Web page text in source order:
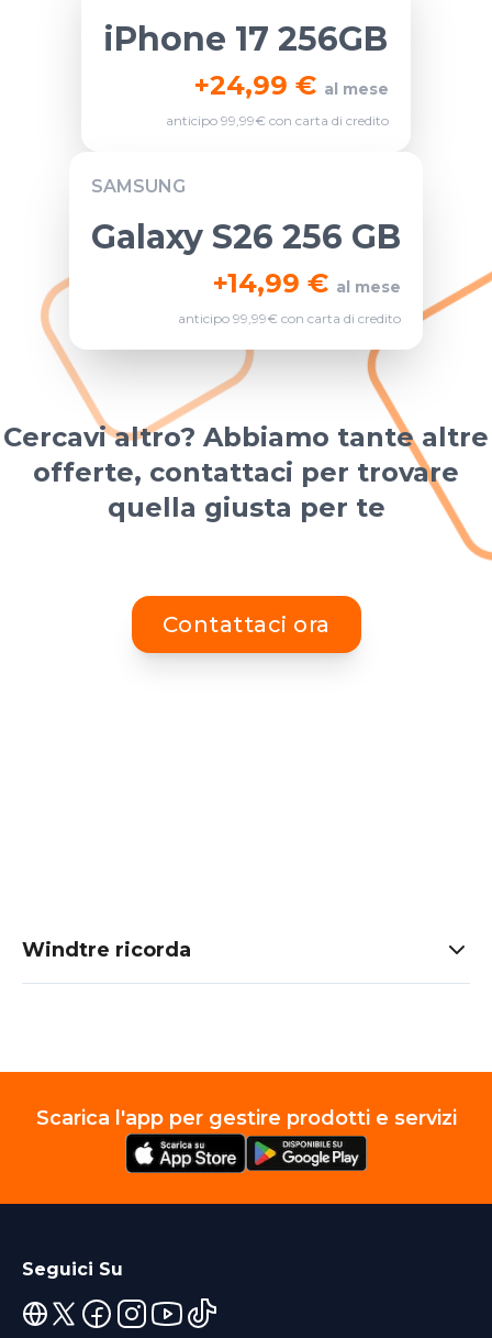
iPhone 17 256GB
+24,99 € al mese
anticipo 99,99€ con carta di credito
SAMSUNG
Galaxy S26 256 GB
+14,99 € al mese
anticipo 99,99€ con carta di credito
Cercavi altro? Abbiamo tante altre
offerte, contattaci per trovare
quella giusta per te
Contattaci ora
Windtre ricorda
Scarica l'app per gestire prodotti e servizi
Seguici Su